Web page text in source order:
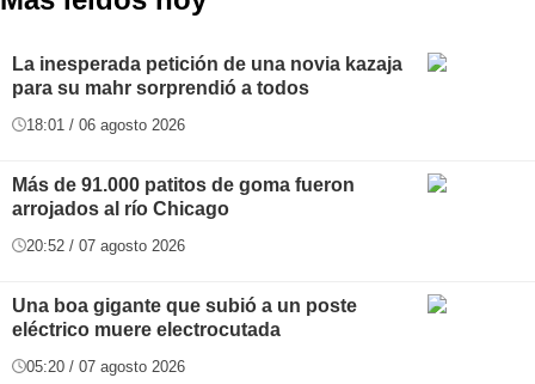
La inesperada petición de una novia kazaja
para su mahr sorprendió a todos
18:01 / 06 agosto 2026
Más de 91.000 patitos de goma fueron
arrojados al río Chicago
20:52 / 07 agosto 2026
Una boa gigante que subió a un poste
eléctrico muere electrocutada
05:20 / 07 agosto 2026